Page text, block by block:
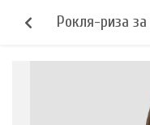
Рокля-риза